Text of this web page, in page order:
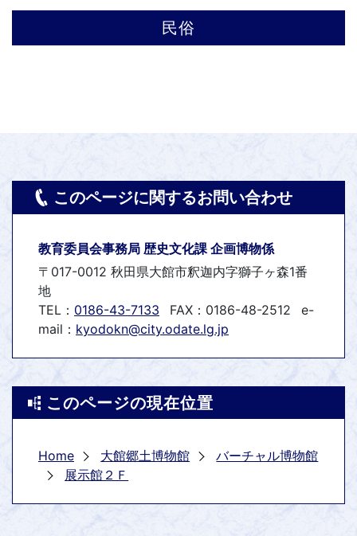
民俗
このページに関するお問い合わせ
教育委員会事務局 歴史文化課 企画博物係
〒017-0012 秋田県大館市釈迦内字獅子ヶ森1番
地
TEL： 0186-43-7133 FAX：0186-48-2512
e-
mail： kyodokn@city.odate.lg.jp
このページの現在位置
Home 大館郷土博物館
バーチャル博物館
展示館２Ｆ